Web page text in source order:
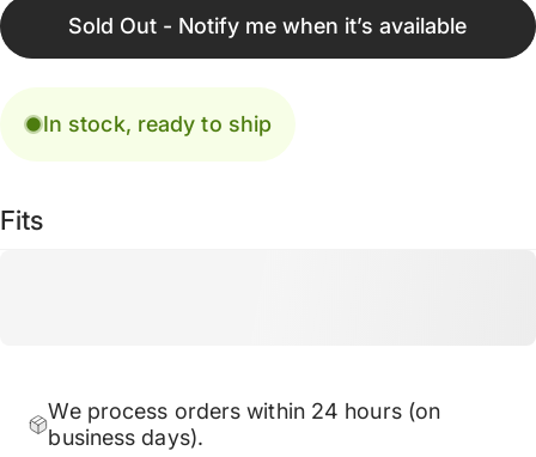
Sold Out - Notify me when it’s available
In stock, ready to ship
Fits
We process orders within 24 hours (on
business days).